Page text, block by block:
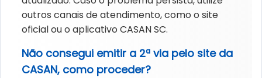
outros canais de atendimento, como o site
oficial ou o aplicativo CASAN SC.
Não consegui emitir a 2ª via pelo site da
CASAN, como proceder?